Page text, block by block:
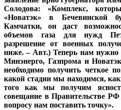
Солодова: «Комплекс,
«Новатэк» в Бечевинской
Камчатки, он даст
объемов газа для нужд
разрешение от военных
ниже. – Авт.) Теперь нам нужно
Минэнерго, Газпрома и
необходимо получить четкое
какой стадии мы находимся,
того как мы получим
совещание в Правительстве
вопросу нам поставить точку».